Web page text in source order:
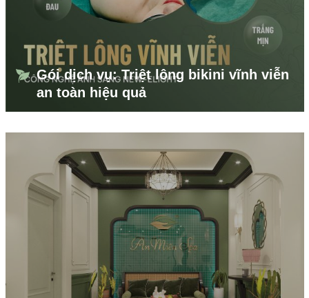
Gói dịch vụ: Triệt lông bikini vĩnh viễn
an toàn hiệu quả